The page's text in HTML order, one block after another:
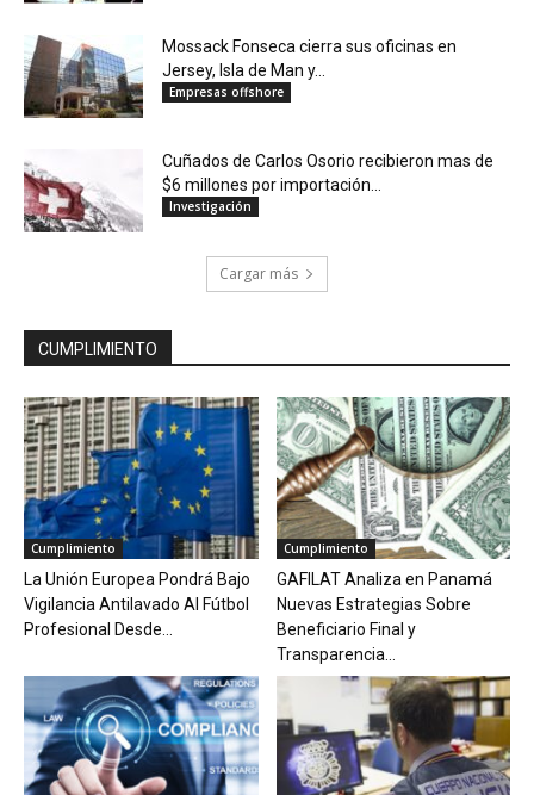
Mossack Fonseca cierra sus oficinas en
Jersey, Isla de Man y...
Empresas offshore
Cuñados de Carlos Osorio recibieron mas de
$6 millones por importación...
Investigación
Cargar más
CUMPLIMIENTO
Cumplimiento
La Unión Europea Pondrá Bajo
Vigilancia Antilavado Al Fútbol
Profesional Desde...
Cumplimiento
GAFILAT Analiza en Panamá
Nuevas Estrategias Sobre
Beneficiario Final y
Transparencia...